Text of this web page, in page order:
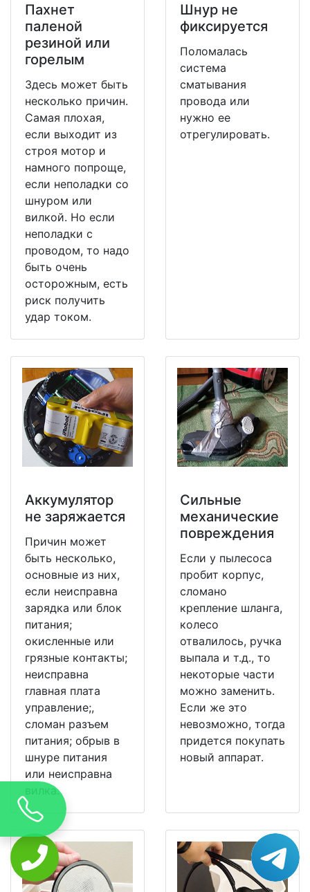
Пахнет
паленой
резиной или
горелым
Здесь может быть
несколько причин.
Самая плохая,
если выходит из
строя мотор и
намного попроще,
если неполадки со
шнуром или
вилкой. Но если
неполадки с
проводом, то надо
быть очень
осторожным, есть
риск получить
удар током.
Шнур не
фиксируется
Поломалась
система
сматывания
провода или
нужно ее
отрегулировать.
Аккумулятор
не заряжается
Причин может
быть несколько,
основные из них,
если неисправна
зарядка или блок
питания;
окисленные или
грязные контакты;
неисправна
главная плата
управление;,
сломан разъем
питания; обрыв в
шнуре питания
или неисправна
вилка.
Сильные
механические
повреждения
Если у пылесоса
пробит корпус,
сломано
крепление шланга,
колесо
отвалилось, ручка
выпала и т.д., то
некоторые части
можно заменить.
Если же это
невозможно, тогда
придется покупать
новый аппарат.